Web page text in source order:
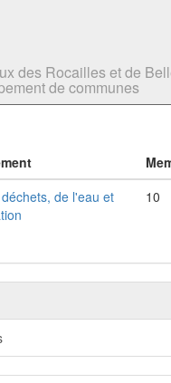
des Rocailles et de
de communes
de l'eau et
10